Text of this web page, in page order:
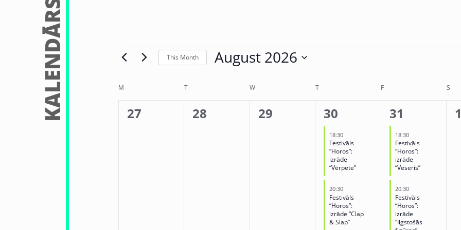
KALENDĀRS This Month August 2026
Calendar
of
M T W T F S
0
27
0
28
0
29
2
events,
30
18:30
Festivāls
“Horos”:
izrāde
“Vērpete”
20:30
Festivāls
“Horos”:
izrāde “Clap
& Slap”
2
events,
31
18:30
Festivāls
“Horos”:
izrāde
“Veseris”
20:30
Festivāls
“Horos”:
izrāde
“Ilgstošās
0
1